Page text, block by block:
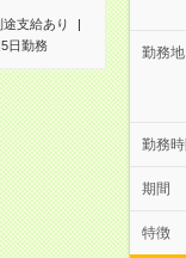
支給あり
日勤務 勤務地
勤務
期間
特徴